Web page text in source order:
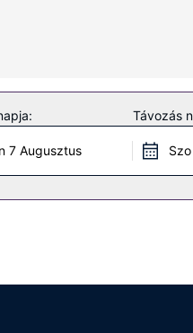
továbbá valamennyi
és szolgáltatásokat,
ahol a következő
több étkezési
7 Augusztus
Távozás